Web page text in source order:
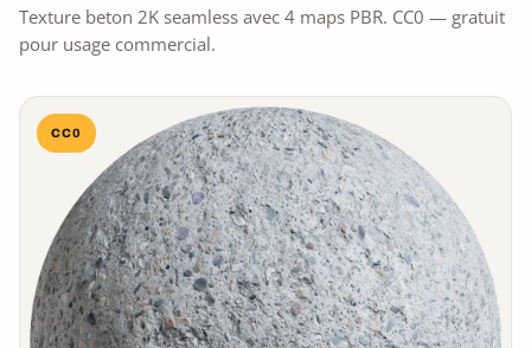
Texture beton 2K seamless avec 4 maps PBR. CC0 — gratuit
pour usage commercial.
CC0